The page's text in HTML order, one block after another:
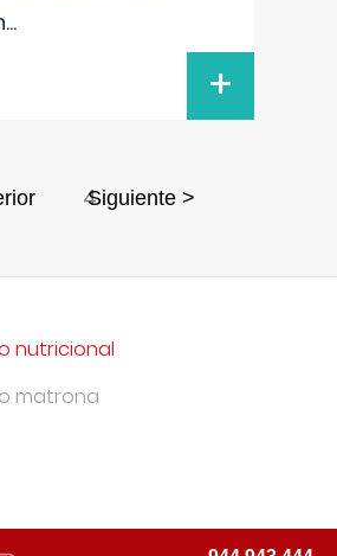
...
+
4
Siguiente >
nutricional
matrona